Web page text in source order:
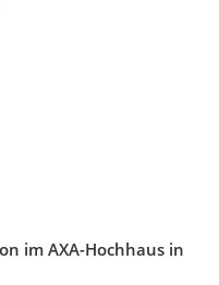
im AXA-Hochhaus in